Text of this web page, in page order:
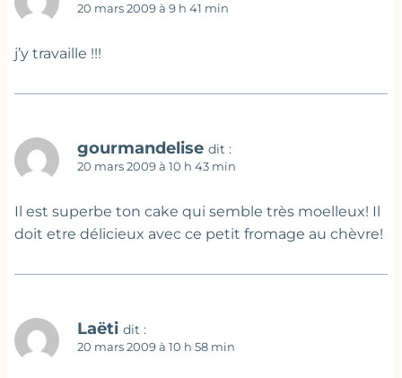
20 mars 2009 à 9 h 41 min
j’y travaille !!!
gourmandelise dit :
20 mars 2009 à 10 h 43 min
Il est superbe ton cake qui semble très moelleux! Il
doit etre délicieux avec ce petit fromage au chèvre!
Laëti dit :
20 mars 2009 à 10 h 58 min